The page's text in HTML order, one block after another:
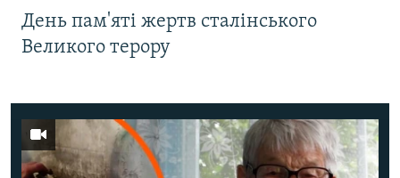
День пам'яті жертв сталінського
Великого терору